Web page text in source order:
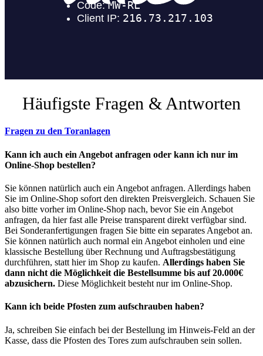
Häufigste Fragen & Antworten
Fragen zu den Toranlagen
Kann ich auch ein Angebot anfragen oder kann ich nur im
Online-Shop bestellen?
Sie können natürlich auch ein Angebot anfragen. Allerdings haben
Sie im Online-Shop sofort den direkten Preisvergleich. Schauen Sie
also bitte vorher im Online-Shop nach, bevor Sie ein Angebot
anfragen, da hier fast alle Preise transparent direkt verfügbar sind.
Bei Sonderanfertigungen fragen Sie bitte ein separates Angebot an.
Sie können natürlich auch normal ein Angebot einholen und eine
klassische Bestellung über Rechnung und Auftragsbestätigung
durchführen, statt hier im Shop zu kaufen. Allerdings haben Sie
dann nicht die Möglichkeit die Bestellsumme bis auf 20.000€
abzusichern. Diese Möglichkeit besteht nur im Online-Shop.
Kann ich beide Pfosten zum aufschrauben haben?
Ja, schreiben Sie einfach bei der Bestellung im Hinweis-Feld an der
Kasse, dass die Pfosten des Tores zum aufschrauben sein sollen.